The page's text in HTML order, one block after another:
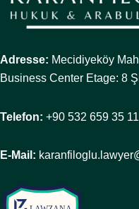
Adresse: Mecidiyeköy
Business Center Etage: 8
Telefon: +90 532 659 35 11
E-Mail: